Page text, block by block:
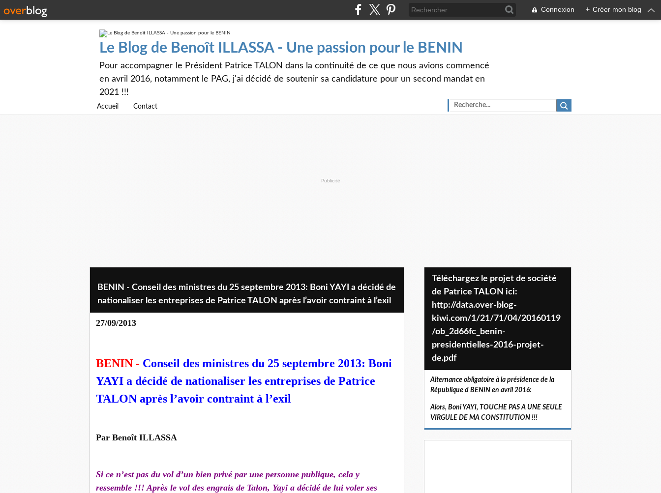
Connexion + Créer mon blog
Le Blog de Benoît ILLASSA - Une passion pour le BENIN
Pour accompagner le Président Patrice TALON dans la continuité de ce que nous avions commencé
en avril 2016, notamment le PAG, j'ai décidé de soutenir sa candidature pour un second mandat en
2021 !!!
Accueil Contact
Publicité
BENIN - Conseil des ministres du 25 septembre 2013: Boni YAYI a décidé de
nationaliser les entreprises de Patrice TALON après l’avoir contraint à l’exil
27/09/2013
BENIN - Conseil des ministres du 25 septembre 2013: Boni
YAYI a décidé de nationaliser les entreprises de Patrice
TALON après l’avoir contraint à l’exil
Par Benoît ILLASSA
Si ce n’est pas du vol d’un bien privé par une personne publique, cela y
ressemble !!! Après le vol des engrais de Talon, Yayi a décidé de lui voler ses
Téléchargez le projet de société
de Patrice TALON ici:
http://data.over-blog-
kiwi.com/1/21/71/04/20160119
/ob_2d66fc_benin-
presidentielles-2016-projet-
de.pdf
Alternance obligatoire à la présidence de la
République d BENIN en avril 2016:
Alors, Boni YAYI, TOUCHE PAS A UNE SEULE
VIRGULE DE MA CONSTITUTION !!!